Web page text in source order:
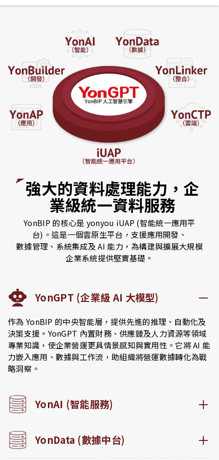
強大的資料處理能力，企
業級統一資料服務
YonBIP 的核心是 yonyou iUAP (智能統一應用平
台)。這是一個雲原生平台，支援應用開發、
數據管理、系統集成及 AI 能力，為構建與擴展大規模
企業系統提供堅實基礎。
YonGPT (企業級 AI 大模型)
作為 YonBIP 的中央智能層，提供先進的推理、自動化及
決策支援。YonGPT 內置財務、供應鏈及人力資源等領域
專業知識，使企業營運更具情景感知與實用性。它將 AI 能
力嵌入應用、數據與工作流，助組織將營運數據轉化為戰
略洞察。
YonAI (智能服務)
YonData (數據中台)